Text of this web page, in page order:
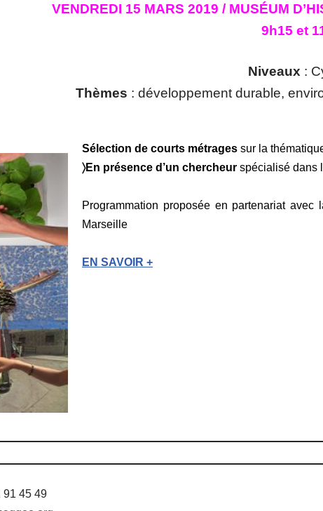
VENDREDI 15 MARS 2019 / MUSÉUM
9h15 et
Niveaux:
Thèmes : développement durable,
Sélection de courts métrages sur la
〉En présence d’un chercheur spécialisé dans
Programmation proposée en partenariat
Marseille
EN SAVOIR +
91 45 49